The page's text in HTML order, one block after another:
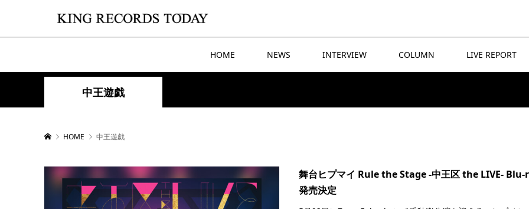
HOME NEWS INTERVIEW COLUMN LIVE REPORT
中王遊戯
HOME 中王遊戯
舞台ヒプマイ Rule the Stage -中王区 the LIVE- Blu-
発売決定